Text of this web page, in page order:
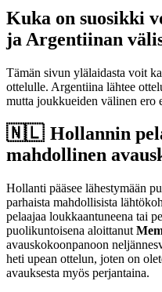
Kuka on suosikki
ja Argentiinan
Tämän sivun ylälaidasta voit
ottelulle. Argentiina lähtee
mutta joukkueiden välinen ero
🇳🇱 Hollannin
mahdollinen
Hollanti pääsee lähestymään
parhaista mahdollisista
pelaajaa loukkaantuneena tai
puolikuntoisena aloittanut
avauskokoonpanoon
heti upean ottelun, joten on
avauksesta myös perjantaina.